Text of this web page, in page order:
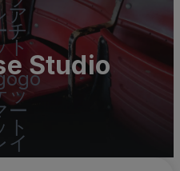
ア
チ
ト
ッ
ー
ト
イ
Studio